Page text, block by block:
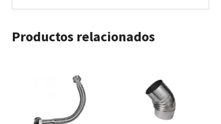
Productos relacionados